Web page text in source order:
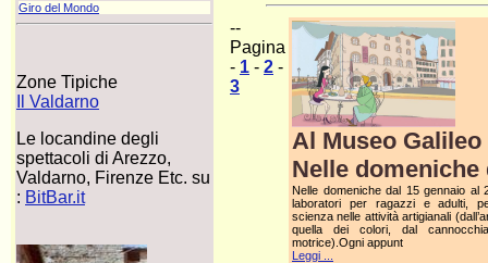
Giro del Mondo
Zone Tipiche
Il Valdarno
Le locandine degli
spettacoli di Arezzo,
Valdarno, Firenze Etc. su
: BitBar.it
--
Pagina
- 1 - 2 -
3
Al Museo
Nelle domeniche
Nelle domeniche dal 15 gennaio al
laboratori per ragazzi e adulti,
scienza nelle attività artigianali
quella dei colori, dal
motrice).Ogni appunt
Leggi ...